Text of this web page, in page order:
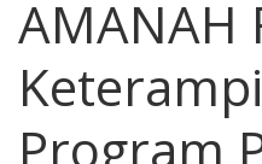
AMANAH
Program